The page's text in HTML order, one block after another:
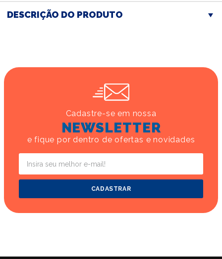
DESCRIÇÃO DO PRODUTO
Cadastre-se em nossa
NEWSLETTER
e fique por dentro de ofertas e novidades
CADASTRAR